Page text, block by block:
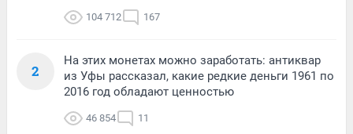
104 712 167
2
На этих монетах можно заработать: антиквар
из Уфы рассказал, какие редкие деньги 1961 по
2016 год обладают ценностью
46 854 11